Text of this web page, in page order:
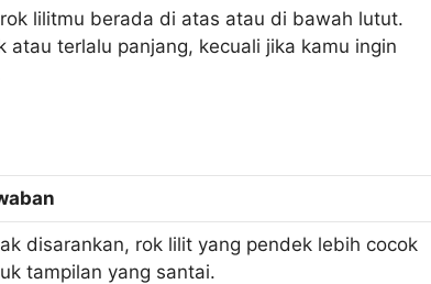
lilitmu berada di atas atau di bawah lutut.
terlalu panjang, kecuali jika kamu ingin
disarankan, rok lilit yang pendek lebih cocok
tampilan yang santai.